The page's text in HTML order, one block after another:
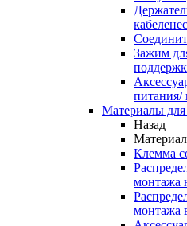
Зажим
питания/
Материалы
Назад
Клемма
монтажа
монтажа